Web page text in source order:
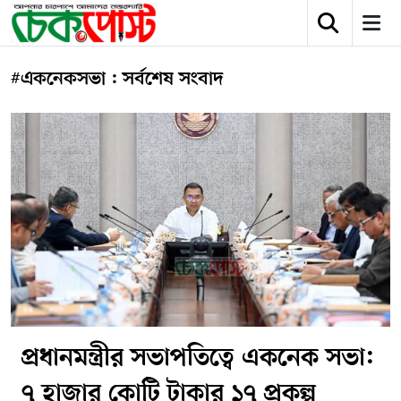
#একনেকসভা : সর্বশেষ সংবাদ
প্রধানমন্ত্রীর সভাপতিত্বে একনেক সভা:
৭ হাজার কোটি টাকার ১৭ প্রকল্প